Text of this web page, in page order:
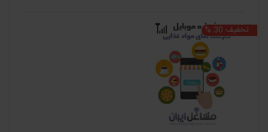
تخفیف 30 %